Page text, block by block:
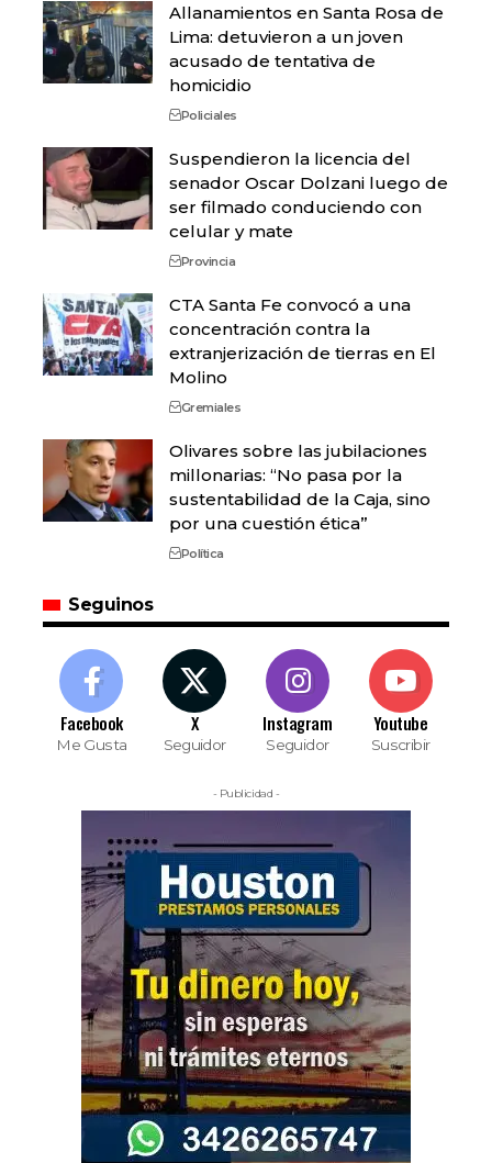
Allanamientos en Santa Rosa de
Lima: detuvieron a un joven
acusado de tentativa de
homicidio
Policiales
Suspendieron la licencia del
senador Oscar Dolzani luego de
ser filmado conduciendo con
celular y mate
Provincia
CTA Santa Fe convocó a una
concentración contra la
extranjerización de tierras en El
Molino
Gremiales
Olivares sobre las jubilaciones
millonarias: “No pasa por la
sustentabilidad de la Caja, sino
por una cuestión ética”
Política
Seguinos
Facebook
Me Gusta
X
Seguidor
Instagram
Seguidor
Youtube
Suscribir
- Publicidad -